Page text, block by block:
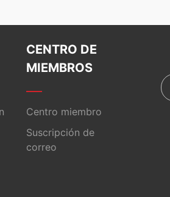
CENTRO DE
MIEMBROS
Centro miembro
Suscripción de
correo